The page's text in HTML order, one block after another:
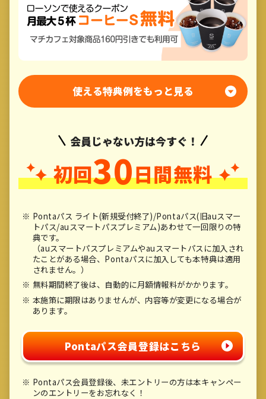
使える特典例をもっと見る
会員じゃない方は今すぐ！
初回30日間無料
Pontaパス ライト(新規受付終了)/Pontaパス(旧auスマー
トパス/auスマートパスプレミアム)あわせて一回限りの特
典です。
（auスマートパスプレミアムやauスマートパスに加入され
たことがある場合、Pontaパスに加入しても本特典は適用
されません。）
無料期間終了後は、自動的に月額情報料がかかります。
本施策に期限はありませんが、内容等が変更になる場合が
あります。
Pontaパス会員登録はこちら
Pontaパス会員登録後、未エントリーの方は本キャンペー
ンのエントリーをお忘れなく！